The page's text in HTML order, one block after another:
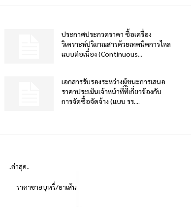
ประกาศประกวดราคา ซื้อเครื่อง
วิเคราะห์ปริมาณสารด้วยเทคนิคการไหล
แบบต่อเนื่อง (Continuous...
เอกสารรับรองระหว่างผู้ชนะการเสนอ
ราคาประเมินเจ้าหน้าที่ที่เกี่ยวข้องกับ
การจัดซื้อจัดจ้าง (แบบ รร....
..ล่าสุด..
ราคาขายบุหรี่/ยาเส้น